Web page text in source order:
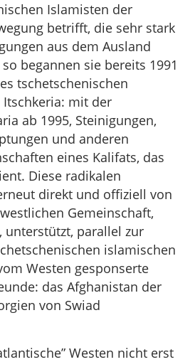
Islamisten der
betrifft, die sehr stark
aus dem Ausland
begannen sie bereits 1991
tschetschenischen
Itschkeria: mit der
ab 1995, Steinigungen,
und anderen
eines Kalifats, das
Diese radikalen
direkt und offiziell von
Gemeinschaft,
unterstützt, parallel zur
islamischen
Westen gesponserte
das Afghanistan der
von Swiad
Westen nicht erst